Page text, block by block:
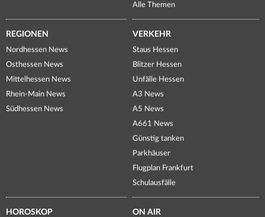
Alle Themen
REGIONEN
Nordhessen News
Osthessen News
Mittelhessen News
Rhein-Main News
Südhessen News
VERKEHR
Staus Hessen
Blitzer Hessen
Unfälle Hessen
A3 News
A5 News
A661 News
Günstig tanken
Parkhäuser
Flugplan Frankfurt
Schulausfälle
HOROSKOP ON AIR